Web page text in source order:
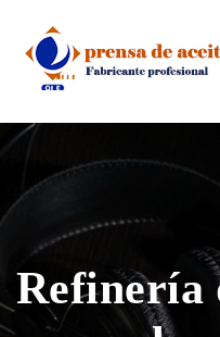
content
Refinería